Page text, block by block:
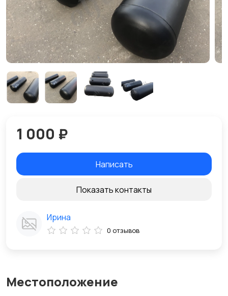
Местоположение
1 000 ₽
Написать
Показать контакты
Ирина
0 отзывов